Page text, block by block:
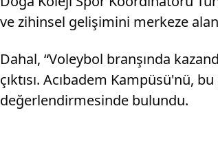
ve zihinsel gelişimini merkeze
Dahal, “Voleybol branşında
çıktısı. Acıbadem Kampüsü'nü,
değerlendirmesinde bulundu.